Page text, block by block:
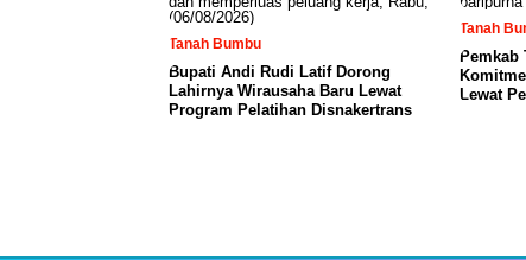
Tanah Bumbu
Bupati Andi Rudi Latif Dorong
Lahirnya Wirausaha Baru Lewat
Program Pelatihan Disnakertrans
Tanah
Pemkab
Lewat